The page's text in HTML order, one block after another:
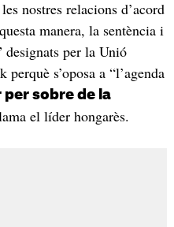
nostres relacions d’acord
manera, la sentència i
designats per la Unió
s’oposa a “l’agenda
per sobre de la
el líder hongarès.